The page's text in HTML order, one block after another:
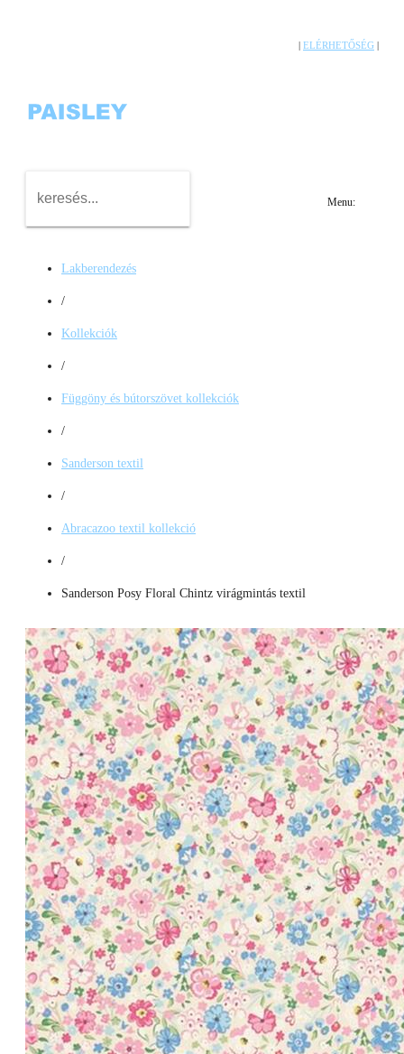
ELÉRHETŐSÉG
Menu:
Lakberendezés
/
Kollekciók
/
Függöny és bútorszövet kollekciók
/
Sanderson textil
/
Abracazoo textil kollekció
/
Sanderson Posy Floral Chintz virágmintás textil